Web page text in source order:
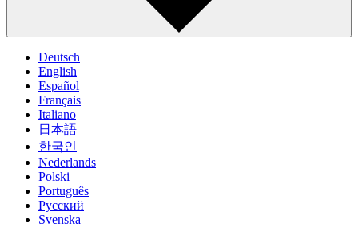
Deutsch
English
Español
Français
Italiano
日本語
한국인
Nederlands
Polski
Português
Pусский
Svenska